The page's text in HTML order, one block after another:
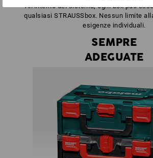
All'interno del sistema, ogni box può
qualsiasi STRAUSSbox. Nessun limite
esigenze individuali.
SEMPRE
ADEGUATE